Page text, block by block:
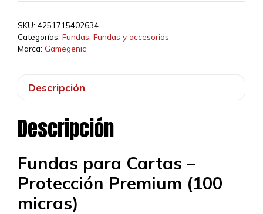
SKU: 4251715402634
Categorías: Fundas Fundas y accesorios
Marca: Gamegenic
Descripción
Descripción
Fundas para Cartas –
Protección Premium (100
micras)